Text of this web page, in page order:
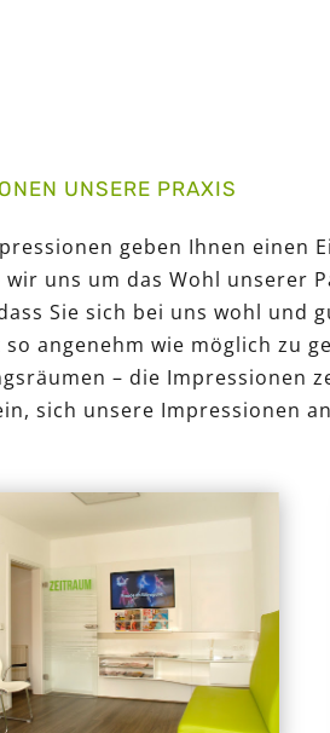
UNSERE PRAXIS
geben Ihnen einen
wir uns um das Wohl unserer
Sie sich bei uns wohl und
angenehm wie möglich zu
– die Impressionen
sich unsere Impressionen